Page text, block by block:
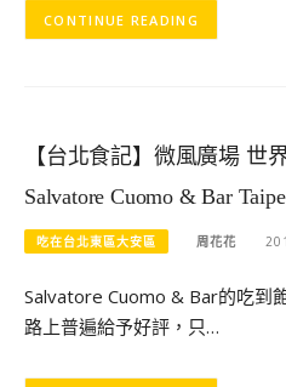
CONTINUE READING
【台北食記】微風廣場 世
Salvatore Cuomo & Bar
吃在台北東區大安區 周花花
Salvatore Cuomo & Bar的吃到
路上普遍給予好評，只…